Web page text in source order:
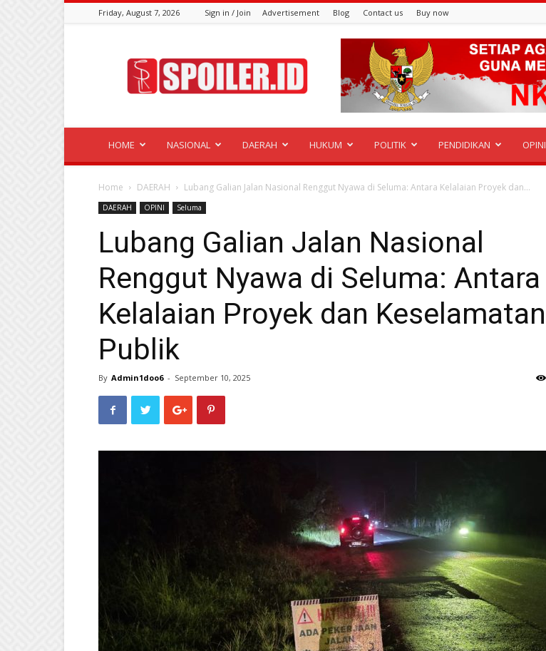
Friday, August 7, 2026 Sign in / Join Advertisement Blog Contact us Buy now
HOME NASIONAL DAERAH HUKUM POLITIK PENDIDIKAN OPINI
Home DAERAH Lubang Galian Jalan Nasional Renggut Nyawa di Seluma: Antara Kelalaian Proyek dan...
DAERAH OPINI Seluma
Lubang Galian Jalan Nasional
Renggut Nyawa di Seluma: Antara
Kelalaian Proyek dan Keselamatan
Publik
By Admin1doo6 - September 10, 2025